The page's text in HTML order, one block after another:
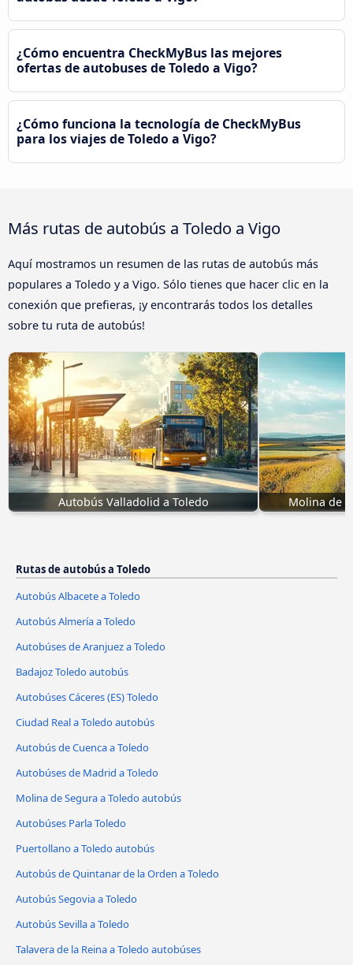
¿Cómo encuentra CheckMyBus las mejores
ofertas de autobuses de Toledo a Vigo?
¿Cómo funciona la tecnología de CheckMyBus
para los viajes de Toledo a Vigo?
Más rutas de autobús a Toledo a Vigo
Aquí mostramos un resumen de las rutas de autobús más
populares a Toledo y a Vigo. Sólo tienes que hacer clic en la
conexión que prefieras, ¡y encontrarás todos los detalles
sobre tu ruta de autobús!
Autobús Valladolid a Toledo Molina de
Rutas de autobús a Toledo
Autobús Albacete a Toledo
Autobús Almería a Toledo
Autobúses de Aranjuez a Toledo
Badajoz Toledo autobús
Autobúses Cáceres‎‎ (ES) Toledo
Ciudad Real a Toledo autobús
Autobús de Cuenca a Toledo
Autobúses de Madrid a Toledo
Molina de Segura a Toledo autobús
Autobúses Parla Toledo
Puertollano a Toledo autobús
Autobús de Quintanar de la Orden a Toledo
Autobús Segovia a Toledo
Autobús Sevilla a Toledo
Talavera de la Reina a Toledo autobúses